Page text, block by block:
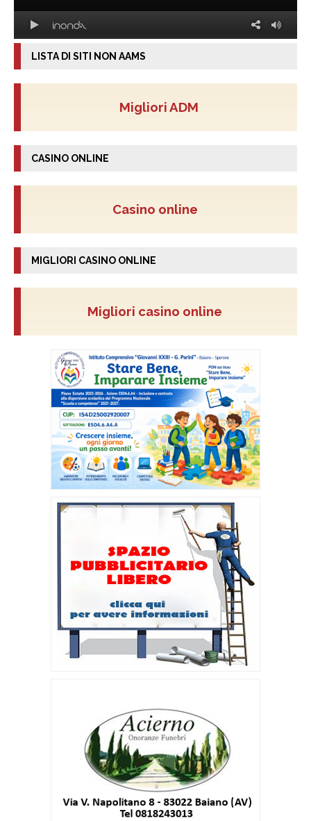
LISTA DI SITI NON AAMS
Migliori ADM
CASINO ONLINE
Casino online
MIGLIORI CASINO ONLINE
Migliori casino online